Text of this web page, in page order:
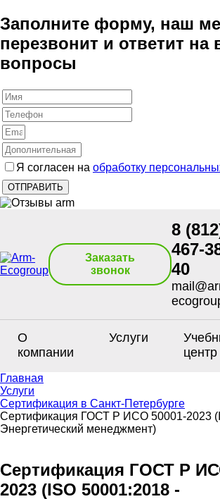
Заполните форму, наш
перезвонит и ответит на
вопросы
Я согласен на обработку
Заказать
звонок
8
467-
40
О
компании
Услуги
центр
Главная
Услуги
Сертификация в Санкт-Петербурге
Сертификация ГОСТ Р ИСО 50001-2023
Энергетический менеджмент)
Сертификация ГОСТ Р
2023 (ISO 50001:2018 -